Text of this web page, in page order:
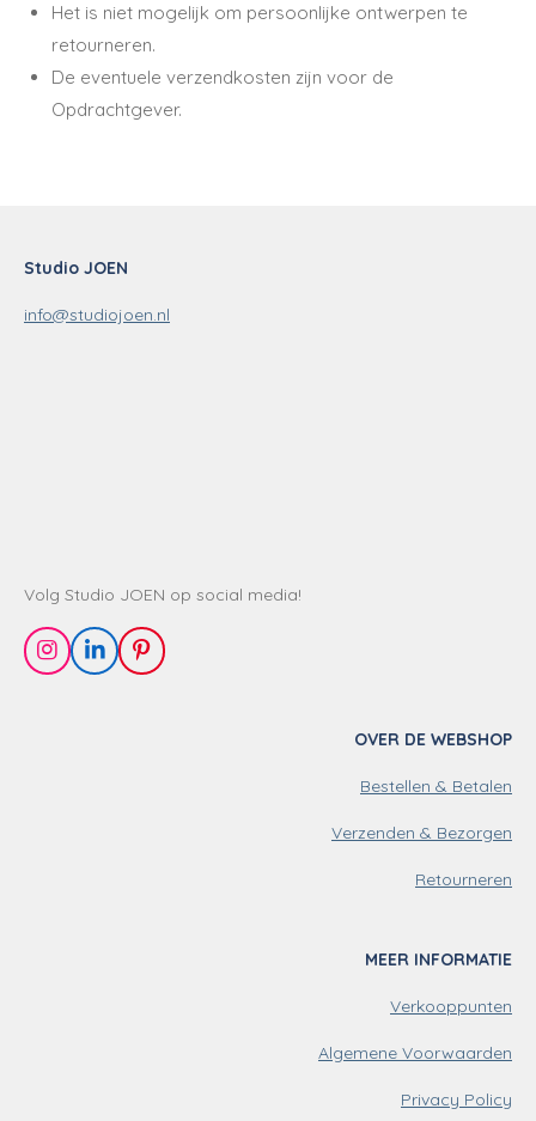
Het is niet mogelijk om persoonlijke ontwerpen te
retourneren.
De eventuele verzendkosten zijn voor de
Opdrachtgever.
Studio JOEN
info@studiojoen.nl
Volg Studio JOEN op social media!
I
n
L
i
P
i
OVER DE WEBSHOP
Bestellen & Betalen
Verzenden & Bezorgen
Retourneren
MEER INFORMATIE
Verkooppunten
Algemene Voorwaarden
Privacy Policy